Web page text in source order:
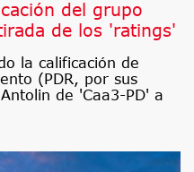
del grupo
de los 'ratings'
la calificación de
(PDR, por sus
de 'Caa3-PD' a